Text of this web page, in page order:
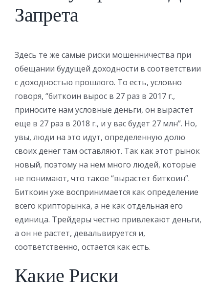
Запрета
Здесь те же самые риски мошенничества при
обещании будущей доходности в соответствии
с доходностью прошлого. То есть, условно
говоря, “биткоин вырос в 27 раз в 2017 г.,
приносите нам условные деньги, он вырастет
еще в 27 раз в 2018 г., и у вас будет 27 млн”. Но,
увы, люди на это идут, определенную долю
своих денег там оставляют. Так как этот рынок
новый, поэтому на нем много людей, которые
не понимают, что такое “вырастет биткоин”.
Биткоин уже воспринимается как определение
всего крипторынка, а не как отдельная его
единица. Трейдеры честно привлекают деньги,
а он не растет, девальвируется и,
соответственно, остается как есть.
Какие Риски